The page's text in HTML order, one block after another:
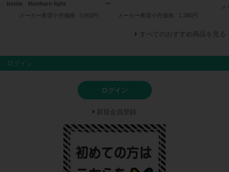
bottle Northern light
メーカー希望小売価格
3,000円
ー
メーカー希望小売価格
1,280円
すべてのおすすめ商品を見る
ログイン
ログイン
新規会員登録